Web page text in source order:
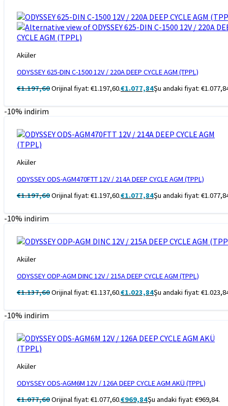
Aküler
ODYSSEY 625-DIN C-1500 12V / 220A DEEP CYCLE AGM (TPPL)
€1.197,60Orijinal fiyat: €1.197,60.€1.077,84Şu andaki fiyat:
-10% indirim
Aküler
ODYSSEY ODS-AGM470FTT 12V / 214A DEEP CYCLE AGM (TPPL)
€1.197,60Orijinal fiyat: €1.197,60.€1.077,84Şu andaki fiyat:
-10% indirim
Aküler
ODYSSEY ODP-AGM DINC 12V / 215A DEEP CYCLE AGM (TPPL)
€1.137,60Orijinal fiyat: €1.137,60.€1.023,84Şu andaki fiyat:
-10% indirim
Aküler
ODYSSEY ODS-AGM6M 12V / 126A DEEP CYCLE AGM AKÜ (TPPL)
€1.077,60Orijinal fiyat: €1.077,60.€969,84Şu andaki fiyat: €969,84.